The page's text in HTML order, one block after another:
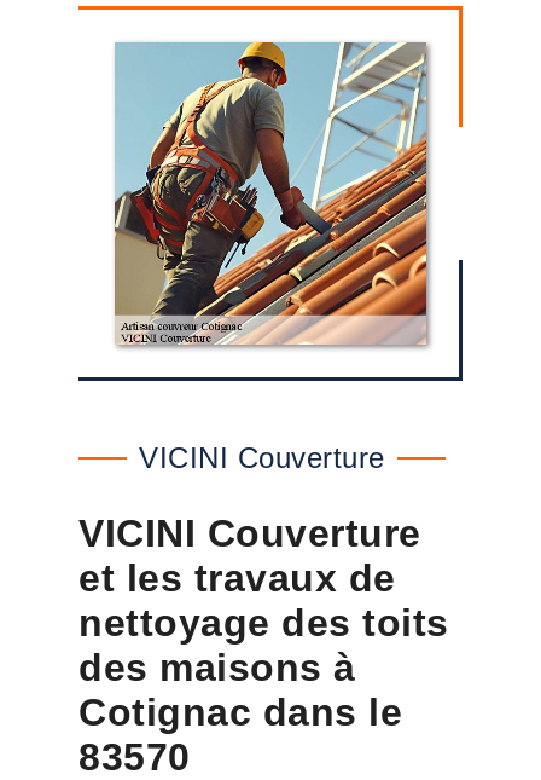
VICINI Couverture
VICINI Couverture
et les travaux de
nettoyage des toits
des maisons à
Cotignac dans le
83570